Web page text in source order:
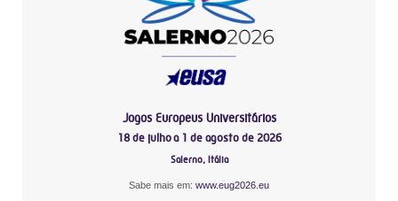
Jogos Europeus Universitários
18 de julho a 1 de agosto de 2026
Salerno, Itália
Sabe mais em: www.eug2026.eu